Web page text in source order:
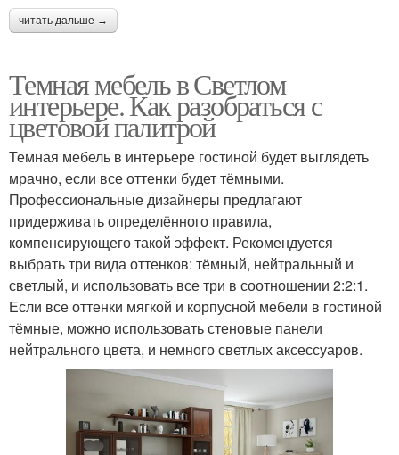
читать дальше →
Темная мебель в Светлом
интерьере. Как разобраться с
цветовой палитрой
Темная мебель в интерьере гостиной будет выглядеть
мрачно, если все оттенки будет тёмными.
Профессиональные дизайнеры предлагают
придерживать определённого правила,
компенсирующего такой эффект. Рекомендуется
выбрать три вида оттенков: тёмный, нейтральный и
светлый, и использовать все три в соотношении 2:2:1.
Если все оттенки мягкой и корпусной мебели в гостиной
тёмные, можно использовать стеновые панели
нейтрального цвета, и немного светлых аксессуаров.